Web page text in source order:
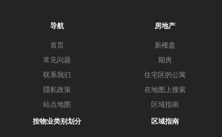
导航
首页
常见问题
联系我们
隱私政策
站点地图
房地产
新楼盘
期房
住宅区的公寓
在地图上搜索
区域指南
按物业类别划分 区域指南